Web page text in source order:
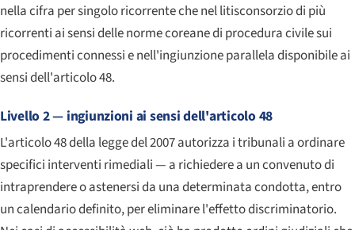
nella cifra per singolo ricorrente che nel litisconsorzio di più
ricorrenti ai sensi delle norme coreane di procedura civile sui
procedimenti connessi e nell'ingiunzione parallela disponibile ai
sensi dell'articolo 48.
Livello 2 — ingiunzioni ai sensi dell'articolo 48
L'articolo 48 della legge del 2007 autorizza i tribunali a ordinare
specifici interventi rimediali — a richiedere a un convenuto di
intraprendere o astenersi da una determinata condotta, entro
un calendario definito, per eliminare l'effetto discriminatorio.